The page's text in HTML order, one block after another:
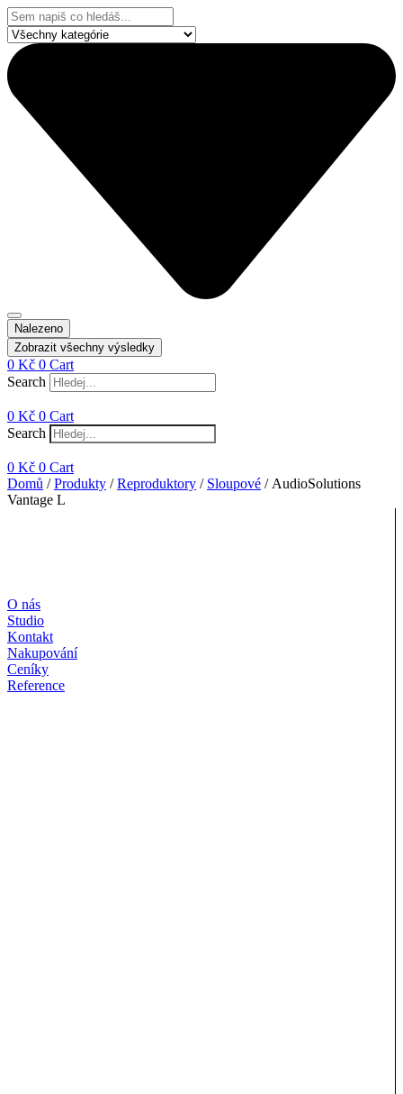
Přejít
k
obsahu
Search
...
Nalezeno
Zobrazit všechny výsledky
0 Kč 0 Cart
Search
0 Kč 0 Cart
Search
0 Kč 0 Cart
Domů /Produkty /Reproduktory / Sloupové / AudioSolutions
Vantage L
O nás
Studio
Kontakt
Nakupování
Ceníky
Reference